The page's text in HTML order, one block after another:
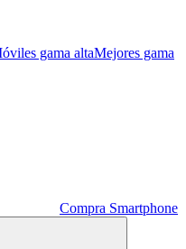
gama altaMejores gama
Compra Smartphone